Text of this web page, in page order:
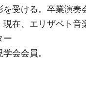
を受ける。卒業演
在、エリザベト音
ー
会会員。